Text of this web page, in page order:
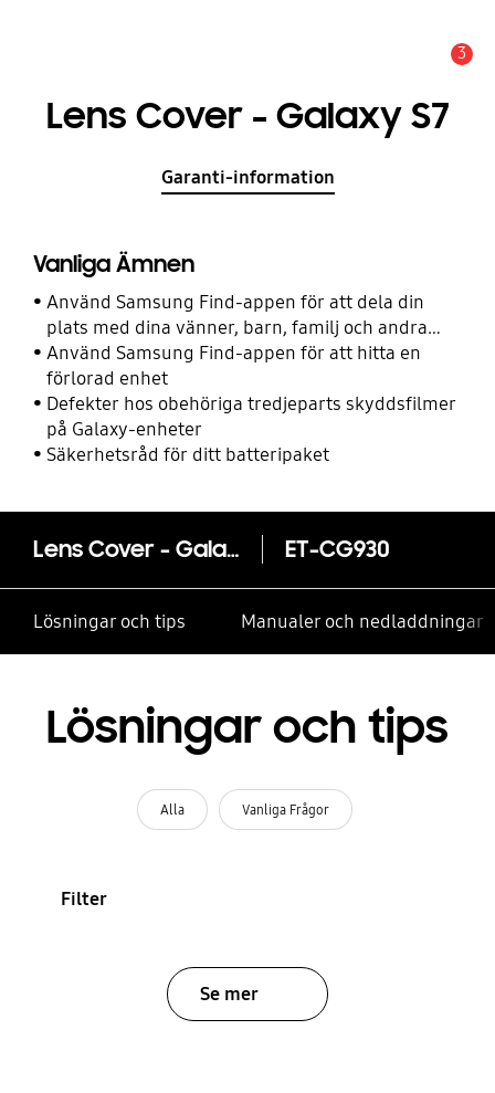
3
Lens Cover - Galaxy S7
Garanti-information
Vanliga Ämnen
Använd Samsung Find-appen för att dela din
plats med dina vänner, barn, familj och andra
kontakter
Använd Samsung Find-appen för att hitta en
förlorad enhet
Defekter hos obehöriga tredjeparts skyddsfilmer
på Galaxy-enheter
Säkerhetsråd för ditt batteripaket
Lens Cover - Galaxy S7 ET-CG930
Lösningar och tips Manualer och nedladdningar
Lösningar och tips
Alla Vanliga Frågor
Filter
Se mer